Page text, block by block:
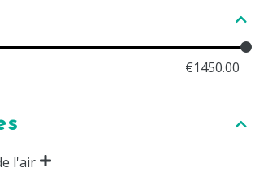
€1450.00
l'air